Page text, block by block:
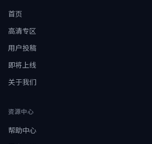
首页
高清专区
用户投稿
即将上线
关于我们
资源中心
帮助中心